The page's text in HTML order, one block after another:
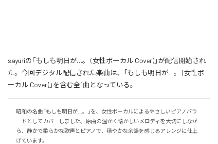
sayuriの「もしも明日が…。 (女性ボーカル Cover)」が配信開始され
た。今回デジタル配信された楽曲は、「もしも明日が…。 (女性ボ
ーカル Cover)」を含む全1曲となっている。
昭和の名曲「もしも明日が…。」を、女性ボーカルによるやさしいピアノバラ
ードとしてカバーしました。原曲の温かく懐かしいメロディを大切にしなが
ら、静かで柔らかな歌声とピアノで、穏やかな余韻を感じるアレンジに仕上
げています。